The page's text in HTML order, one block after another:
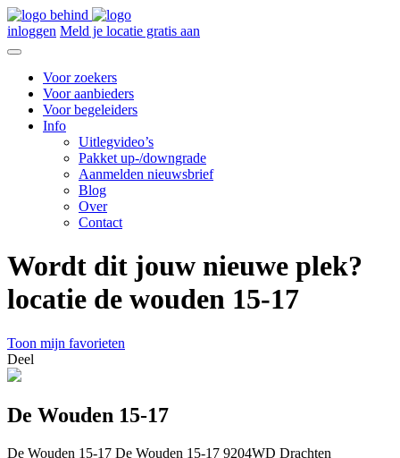
inloggen Meld je locatie gratis aan
Voor zoekers
Voor aanbieders
Voor begeleiders
Info
Uitlegvideo’s
Pakket up-/downgrade
Aanmelden nieuwsbrief
Blog
Over
Contact
Wordt dit jouw nieuwe plek?
locatie de wouden 15-17
Toon mijn favorieten
Deel
De Wouden 15-17
De Wouden 15-17 De Wouden 15-17 9204WD Drachten